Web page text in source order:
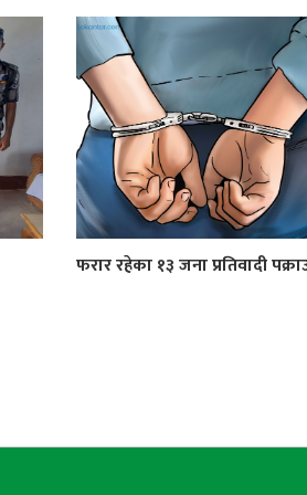
फरार रहेका १३ जना प्रतिवादी